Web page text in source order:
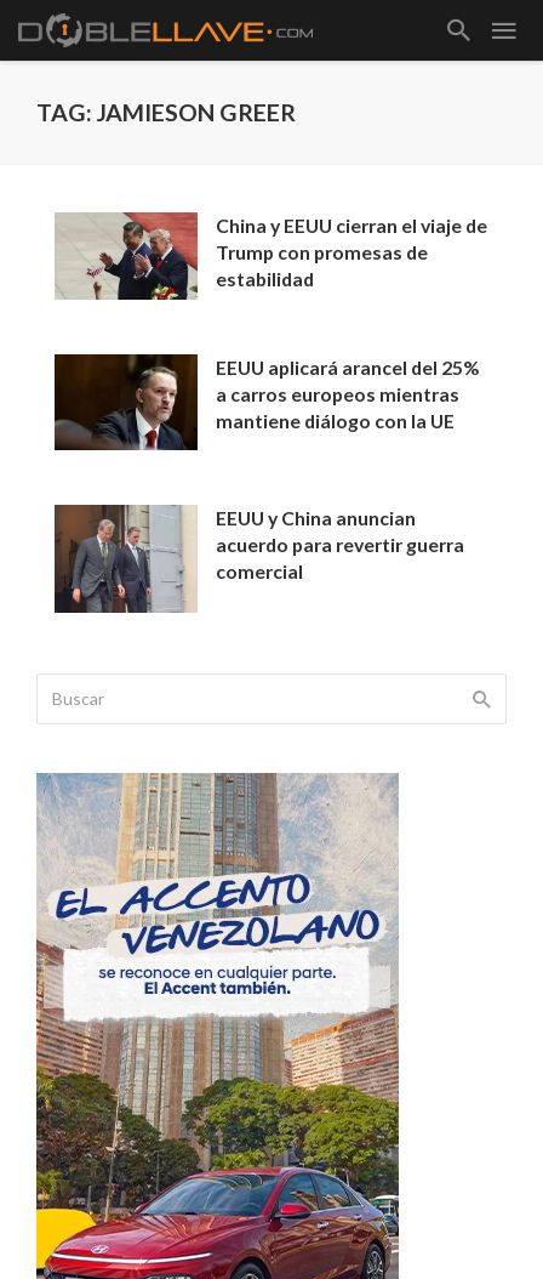
TAG: JAMIESON GREER
China y EEUU cierran el viaje de
Trump con promesas de
estabilidad
EEUU aplicará arancel del 25%
a carros europeos mientras
mantiene diálogo con la UE
EEUU y China anuncian
acuerdo para revertir guerra
comercial